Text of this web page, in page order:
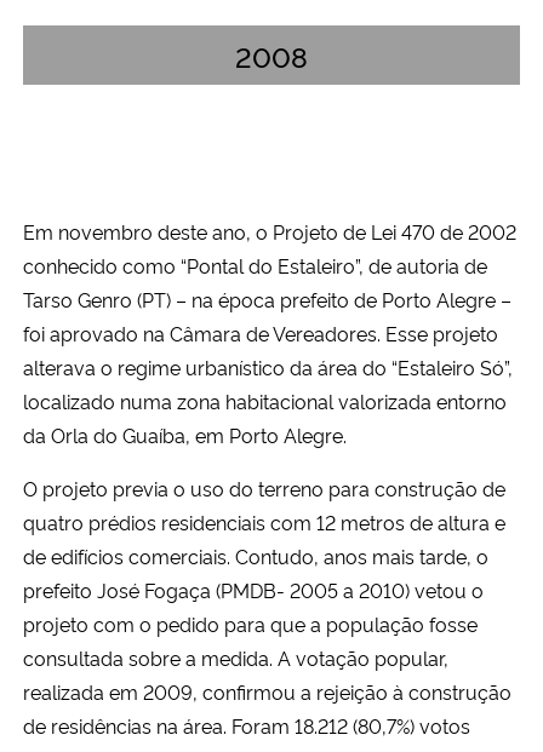
2008
Em novembro deste ano, o Projeto de Lei 470 de 2002
conhecido como “Pontal do Estaleiro”, de autoria de
Tarso Genro (PT) – na época prefeito de Porto Alegre –
foi aprovado na Câmara de Vereadores. Esse projeto
alterava o regime urbanístico da área do “Estaleiro Só”,
localizado numa zona habitacional valorizada entorno
da Orla do Guaíba, em Porto Alegre.
O projeto previa o uso do terreno para construção de
quatro prédios residenciais com 12 metros de altura e
de edifícios comerciais. Contudo, anos mais tarde, o
prefeito José Fogaça (PMDB- 2005 a 2010) vetou o
projeto com o pedido para que a população fosse
consultada sobre a medida. A votação popular,
realizada em 2009, confirmou a rejeição à construção
de residências na área. Foram 18.212 (80,7%) votos